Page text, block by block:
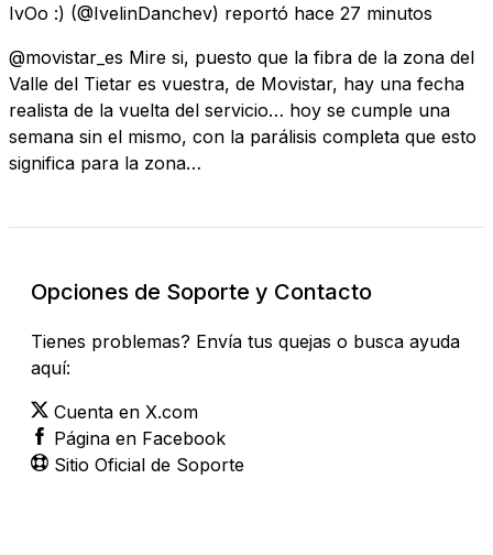
IvOo :) (@IvelinDanchev) reportó hace 27 minutos
@movistar_es Mire si, puesto que la fibra de la zona del
Valle del Tietar es vuestra, de Movistar, hay una fecha
realista de la vuelta del servicio… hoy se cumple una
semana sin el mismo, con la parálisis completa que esto
significa para la zona…
Opciones de Soporte y Contacto
Tienes problemas? Envía tus quejas o busca ayuda
aquí:
Cuenta en X.com
Página en Facebook
Sitio Oficial de Soporte